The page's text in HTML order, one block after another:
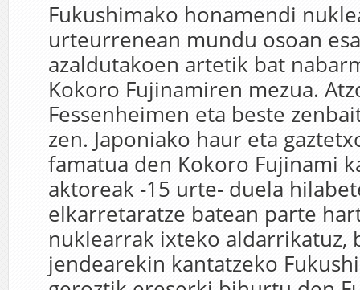
Fukushimako honamendi
urteurrenean mundu osoan
azaldutakoen artetik bat
Kokoro Fujinamiren mezua.
Fessenheimen eta beste
zen. Japoniako haur eta
famatua den Kokoro Fujinami
aktoreak -15 urte- duela
elkarretaratze batean parte
nuklearrak ixteko aldarrikatuz,
jendearekin kantatzeko